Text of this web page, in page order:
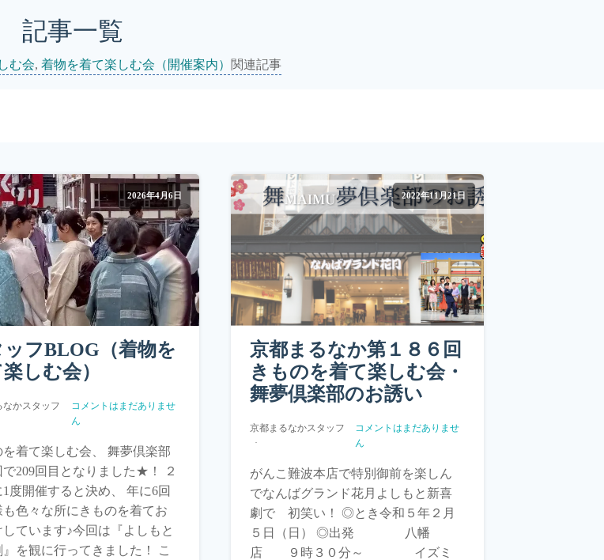
記事一覧
む会, 着物を着て楽しむ会（開催案内） 関連記事
2026年4月6日
ッフBLOG（着物を
しむ会）
なかスタッフ
コメントはまだありませ
ん
を着て楽しむ会、 舞夢倶楽部
で209回目となりました★！ ２
1度開催すると決め、 年に6回
も色々な所にきものを着てお
しています♪今回は『よしもと
』を観に行ってきました！ こ
2022年11月21日
京都まるなか第１８６回
きものを着て楽しむ会・
舞夢倶楽部のお誘い
京都まるなかスタッフ
コメントはまだありませ
ん
がんこ難波本店で特別御前を楽しん
でなんばグランド花月よしもと新喜
劇で 初笑い！ ◎とき令和５年２月
５日（日） ◎出発 八幡
店 ９時３０分～ イズミ